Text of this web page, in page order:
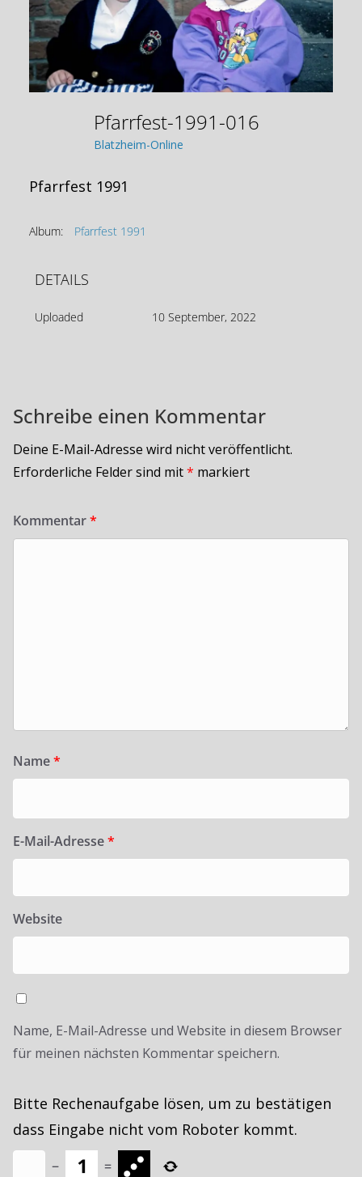
Pfarrfest-1991-016
Blatzheim-Online
Pfarrfest 1991
Album: Pfarrfest 1991
DETAILS
Uploaded 10 September, 2022
Schreibe einen Kommentar
Deine E-Mail-Adresse wird nicht veröffentlicht.
Erforderliche Felder sind mit* markiert
Kommentar*
Name*
E-Mail-Adresse*
Website
Name, E-Mail-Adresse und Website in diesem Browser
für meinen nächsten Kommentar speichern.
Bitte Rechenaufgabe lösen, um zu bestätigen
dass Eingabe nicht vom Roboter kommt.
− =